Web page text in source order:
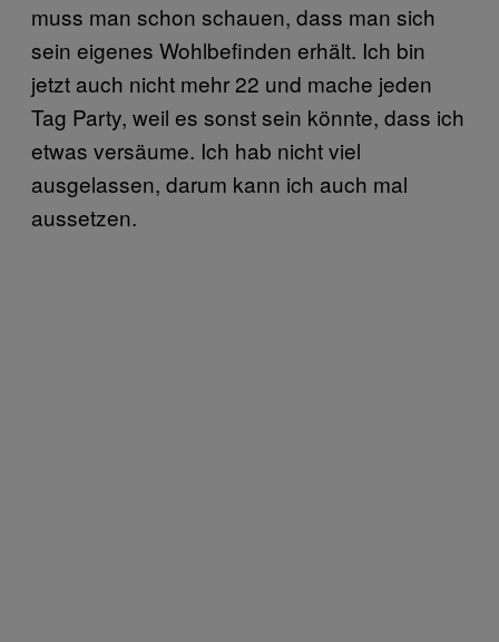
muss man schon schauen, dass man sich
sein eigenes Wohlbefinden erhält. Ich bin
jetzt auch nicht mehr 22 und mache jeden
Tag Party, weil es sonst sein könnte, dass ich
etwas versäume. Ich hab nicht viel
ausgelassen, darum kann ich auch mal
aussetzen.